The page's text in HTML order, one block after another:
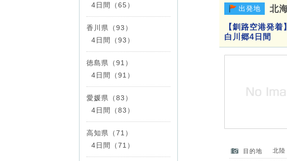
出発地 北
【釧路空港発
白川郷4日間
目的地 北陸
4日間（65）
香川県（93）
4日間（93）
徳島県（91）
4日間（91）
愛媛県（83）
4日間（83）
高知県（71）
4日間（71）